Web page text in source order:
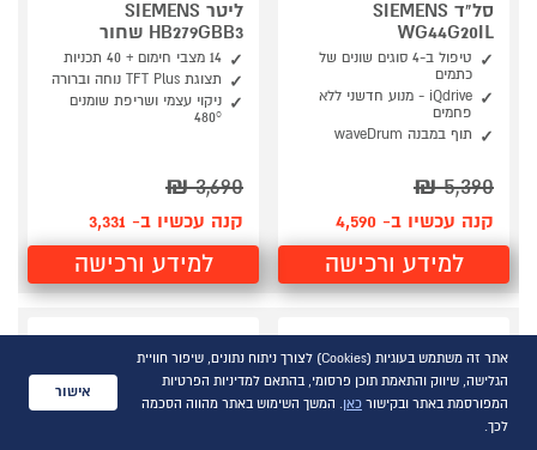
סל"ד SIEMENS
WG44G20IL
טיפול ב-4 סוגים שונים של
כתמים
iQdrive - מנוע חדשני ללא
פחמים
תוף במבנה waveDrum
5,390
₪
קנה עכשיו ב- 4,590
למידע ורכישה
ליטר SIEMENS
HB279GBB3 שחור
14 מצבי חימום + 40 תכניות
תצוגת TFT Plus נוחה וברורה
ניקוי עצמי ושריפת שומנים
480°
3,690
₪
קנה עכשיו ב- 3,331
למידע ורכישה
אתר זה משתמש בעוגיות (Cookies) לצורך ניתוח נתונים, שיפור חוויית
הגלישה, שיווק והתאמת תוכן פרסומי, בהתאם למדיניות הפרטיות
המפורסמת באתר ובקישור כאן. המשך השימוש באתר מהווה הסכמה
לכך.
אישור